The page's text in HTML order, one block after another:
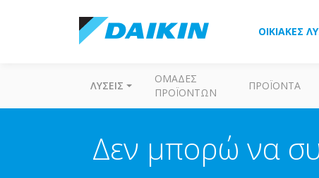
ΟΙΚΙΑΚΈΣ
ΛΎΣΕΙΣ
ΟΜΆΔΕΣ
ΠΡΟΪΌΝΤΩΝ
ΠΡΟΪΌΝΤΑ
Δεν μπορώ να